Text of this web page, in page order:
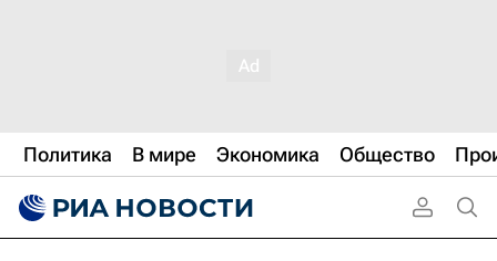
Политика В мире Экономика Общество